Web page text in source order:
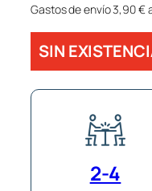
Gastos de envío 3,90 €
SIN
2-4